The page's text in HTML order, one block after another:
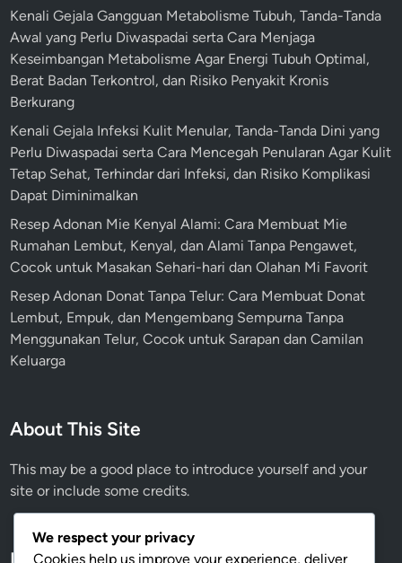
Kenali Gejala Gangguan Metabolisme Tubuh, Tanda-Tanda
Awal yang Perlu Diwaspadai serta Cara Menjaga
Keseimbangan Metabolisme Agar Energi Tubuh Optimal,
Berat Badan Terkontrol, dan Risiko Penyakit Kronis
Berkurang
Kenali Gejala Infeksi Kulit Menular, Tanda-Tanda Dini yang
Perlu Diwaspadai serta Cara Mencegah Penularan Agar Kulit
Tetap Sehat, Terhindar dari Infeksi, dan Risiko Komplikasi
Dapat Diminimalkan
Resep Adonan Mie Kenyal Alami: Cara Membuat Mie
Rumahan Lembut, Kenyal, dan Alami Tanpa Pengawet,
Cocok untuk Masakan Sehari-hari dan Olahan Mi Favorit
Resep Adonan Donat Tanpa Telur: Cara Membuat Donat
Lembut, Empuk, dan Mengembang Sempurna Tanpa
Menggunakan Telur, Cocok untuk Sarapan dan Camilan
Keluarga
About This Site
This may be a good place to introduce yourself and your
site or include some credits.
We respect your privacy
Cookies help us improve your experience, deliver